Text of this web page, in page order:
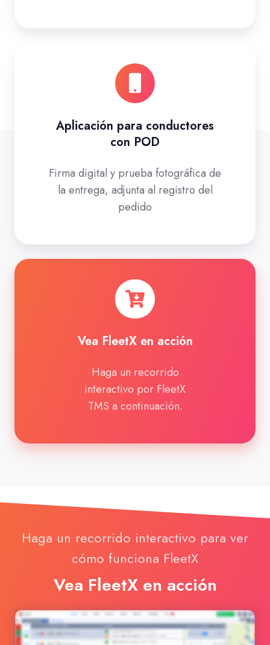
Aplicación para conductores
con POD
Firma digital y prueba fotográfica de
la entrega, adjunta al registro del
pedido
Vea FleetX en acción
Haga un recorrido
interactivo por FleetX
TMS a continuación.
FleetX
en
acción
Haga un recorrido interactivo para ver
cómo funciona FleetX
Vea FleetX en acción